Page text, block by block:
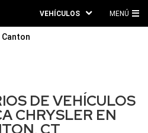
VEHÍCULOS MENÚ
Canton
DE VEHÍCULOS
CHRYSLER EN
CT